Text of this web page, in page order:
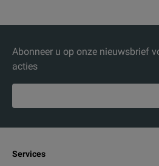
Abonneer u op onze nieuwsbrief
acties
Services